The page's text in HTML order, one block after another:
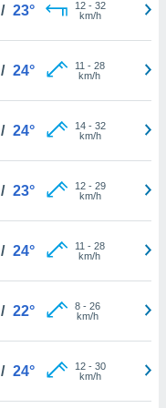
/ 23° 12- 32
km/h
/ 24° 11 - 28
km/h
/ 24° 14- 32
km/h
/ 23° 12- 29
km/h
/ 24° 11 - 28
km/h
/ 22° 8- 26
km/h
/ 24° 12- 30
km/h